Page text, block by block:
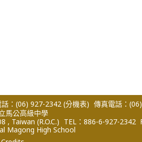
話：(06) 927-2342 (分機表) 傳真電話：
馬公高級中學
Taiwan (R.O.C.) TEL：886-6-927-2342
Magong High School